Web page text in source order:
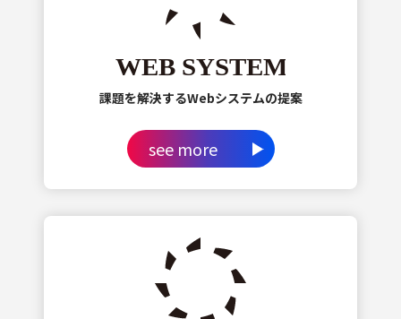
課題を解決するWebシステムの提案
see more